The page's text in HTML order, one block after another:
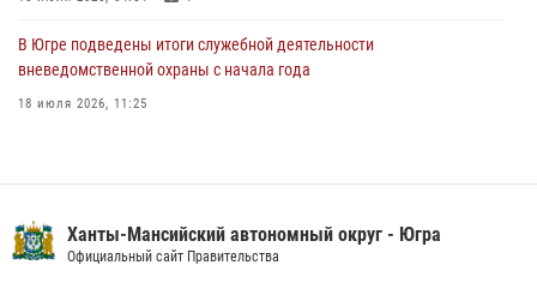
В Югре подведены итоги служебной деятельности
вневедомственной охраны с начала года
18 июля 2026, 11:25
В Югре военнослужащие и сотрудники Росгвардии почтили память
Ханты-Мансийский автономный округ - Югра
Официальный сайт Правительства